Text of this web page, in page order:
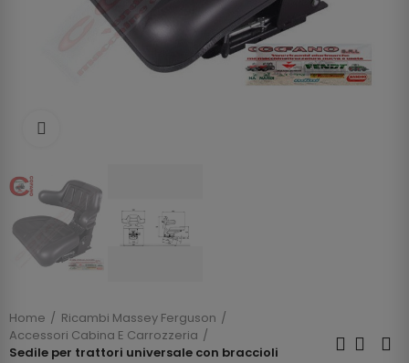
Home
Ricambi Massey Ferguson
Accessori Cabina E Carrozzeria
Sedile per trattori universale con braccioli